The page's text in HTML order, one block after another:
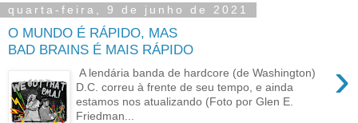
quarta-feira, 9 de junho de 2021
O MUNDO É RÁPIDO, MAS
BAD BRAINS É MAIS RÁPIDO
›
A lendária banda de hardcore (de Washington)
D.C. correu à frente de seu tempo, e ainda
estamos nos atualizando (Foto por Glen E.
Friedman...